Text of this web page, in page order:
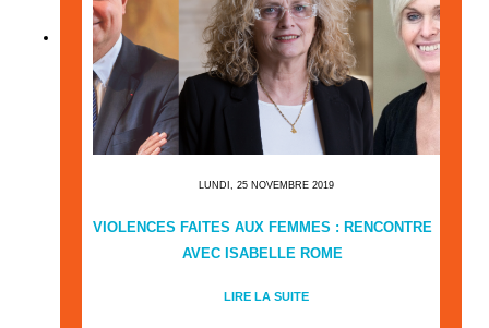
LUNDI, 25 NOVEMBRE 2019
VIOLENCES FAITES AUX FEMMES : RENCONTRE
AVEC ISABELLE ROME
LIRE LA SUITE